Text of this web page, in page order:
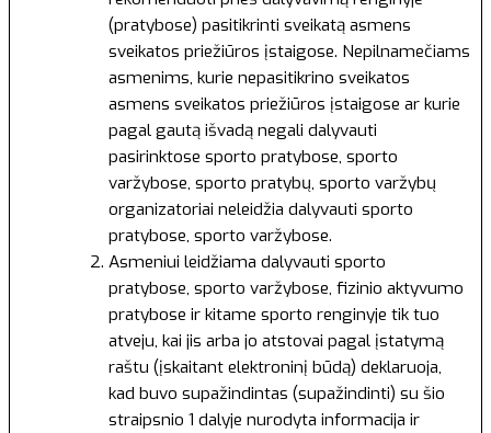
(pratybose) pasitikrinti sveikatą asmens
sveikatos priežiūros įstaigose. Nepilnamečiams
asmenims, kurie nepasitikrino sveikatos
asmens sveikatos priežiūros įstaigose ar kurie
pagal gautą išvadą negali dalyvauti
pasirinktose sporto pratybose, sporto
varžybose, sporto pratybų, sporto varžybų
organizatoriai neleidžia dalyvauti sporto
pratybose, sporto varžybose.
Asmeniui leidžiama dalyvauti sporto
pratybose, sporto varžybose, fizinio aktyvumo
pratybose ir kitame sporto renginyje tik tuo
atveju, kai jis arba jo atstovai pagal įstatymą
raštu (įskaitant elektroninį būdą) deklaruoja,
kad buvo supažindintas (supažindinti) su šio
straipsnio 1 dalyje nurodyta informacija ir